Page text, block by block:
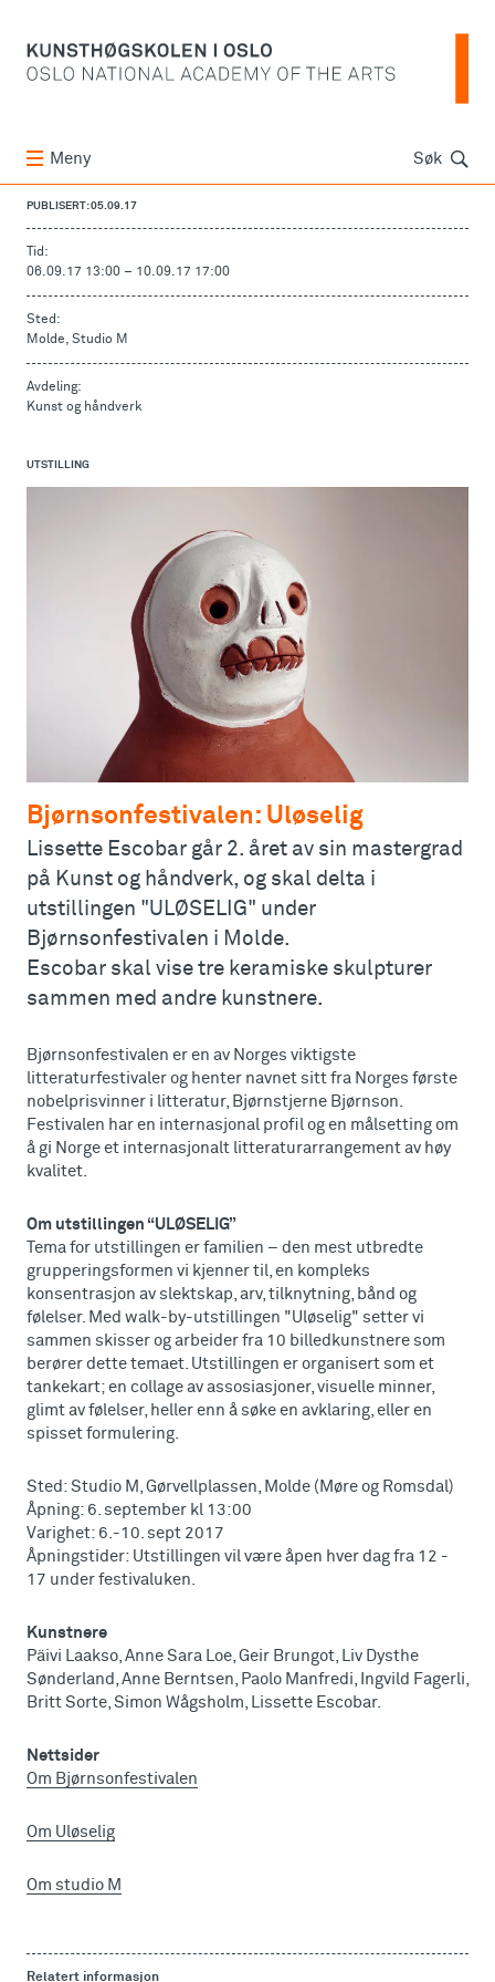
Meny Søk Søk
PUBLISERT: 05.09.17
Tid:
06.09.17 13:00 – 10.09.17 17:00
Sted:
Molde, Studio M
Avdeling:
Kunst og håndverk
UTSTILLING
Bjørnsonfestivalen: Uløselig
Lissette Escobar går 2. året av sin mastergrad
på Kunst og håndverk, og skal delta i
utstillingen "ULØSELIG" under
Bjørnsonfestivalen i Molde.
Escobar skal vise tre keramiske skulpturer
sammen med andre kunstnere.
Bjørnsonfestivalen er en av Norges viktigste
litteraturfestivaler og henter navnet sitt fra Norges første
nobelprisvinner i litteratur, Bjørnstjerne Bjørnson.
Festivalen har en internasjonal profil og en målsetting om
å gi Norge et internasjonalt litteraturarrangement av høy
kvalitet.
Om utstillingen “ULØSELIG”
Tema for utstillingen er familien – den mest utbredte
grupperingsformen vi kjenner til, en kompleks
konsentrasjon av slektskap, arv, tilknytning, bånd og
følelser. Med walk-by-utstillingen "Uløselig" setter vi
sammen skisser og arbeider fra 10 billedkunstnere som
berører dette temaet. Utstillingen er organisert som et
tankekart; en collage av assosiasjoner, visuelle minner,
glimt av følelser, heller enn å søke en avklaring, eller en
spisset formulering.
Sted: Studio M, Gørvellplassen, Molde (Møre og Romsdal)
Åpning: 6. september kl 13:00
Varighet: 6.-10. sept 2017
Åpningstider: Utstillingen vil være åpen hver dag fra 12 -
17 under festivaluken.
Kunstnere
Päivi Laakso, Anne Sara Loe, Geir Brungot, Liv Dysthe
Sønderland, Anne Berntsen, Paolo Manfredi, Ingvild Fagerli,
Britt Sorte, Simon Wågsholm, Lissette Escobar.
Nettsider
Om Bjørnsonfestivalen
Om Uløselig
Om studio M
Relatert informasjon